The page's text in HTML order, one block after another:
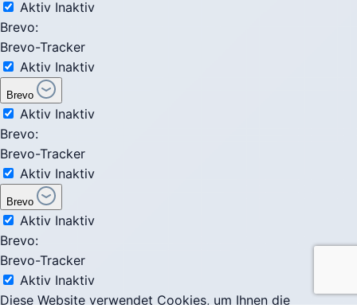
Aktiv Inaktiv
Brevo:
Brevo-Tracker
Aktiv Inaktiv
Brevo
Aktiv Inaktiv
Brevo:
Brevo-Tracker
Aktiv Inaktiv
Brevo
Aktiv Inaktiv
Brevo:
Brevo-Tracker
Aktiv Inaktiv
Diese Website verwendet Cookies, um Ihnen die